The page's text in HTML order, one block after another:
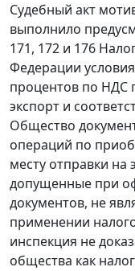
Судебный акт
выполнило
171, 172 и 176
Федерации
процентов по НДС
экспорт и
Общество
операций по
месту отправки на
допущенные при
документов, не
применении
инспекция не
общества как